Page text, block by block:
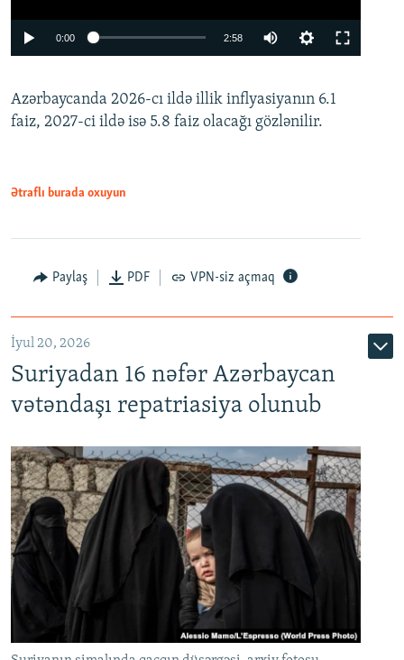
Auto
0:00 2:58
360p
480p
Azərbaycanda 2026-cı ildə illik inflyasiyanın 6.1
faiz, 2027-ci ildə isə 5.8 faiz olacağı gözlənilir.
Ətraflı burada oxuyun
Paylaş PDF VPN-siz açmaq
İyul 20, 2026
Suriyadan 16 nəfər Azərbaycan
vətəndaşı repatriasiya olunub